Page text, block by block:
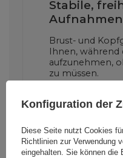
Stabile,
Aufnahmen
Brust- und
Ihnen,
aufzunehmen,
zu müssen.
einem
montieren.
Konfiguration der
Diese Seite nutzt Cookies
Richtlinien zur Verwendung
eingehalten. Sie können die